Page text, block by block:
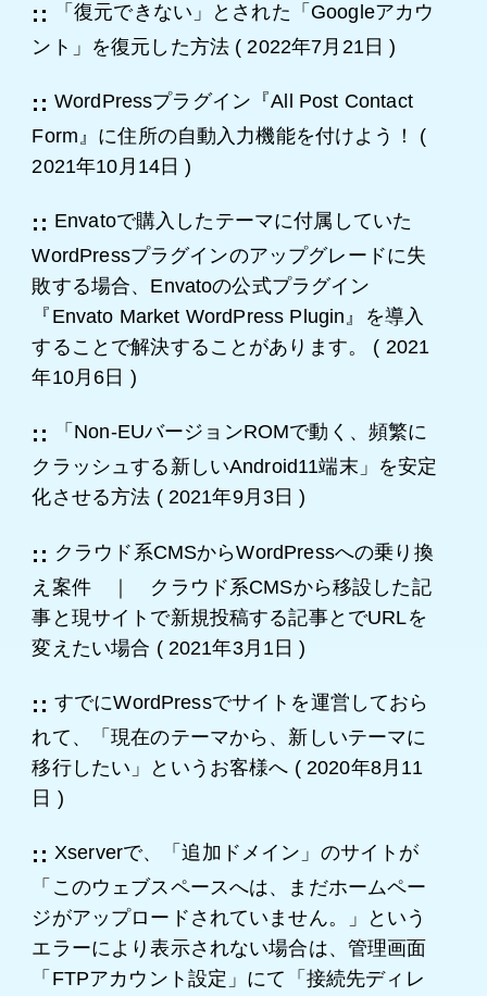
「復元できない」とされた「Googleアカウ
ント」を復元した方法 (2022年7月21日 )
WordPressプラグイン『All Post Contact
Form』に住所の自動入力機能を付けよう！ (
2021年10月14日 )
Envatoで購入したテーマに付属していた
WordPressプラグインのアップグレードに失
敗する場合、Envatoの公式プラグイン
『Envato Market WordPress Plugin』を導入
することで解決することがあります。 ( 2021
年10月6日 )
「Non-EUバージョンROMで動く、頻繁に
クラッシュする新しいAndroid11端末」を安定
化させる方法 ( 2021年9月3日 )
クラウド系CMSからWordPressへの乗り換
え案件 ｜ クラウド系CMSから移設した記
事と現サイトで新規投稿する記事とでURLを
変えたい場合 ( 2021年3月1日 )
すでにWordPressでサイトを運営しておら
れて、「現在のテーマから、新しいテーマに
移行したい」というお客様へ ( 2020年8月11
日 )
Xserverで、「追加ドメイン」のサイトが
「このウェブスペースへは、まだホームペー
ジがアップロードされていません。」という
エラーにより表示されない場合は、管理画面
「FTPアカウント設定」にて「接続先ディレ